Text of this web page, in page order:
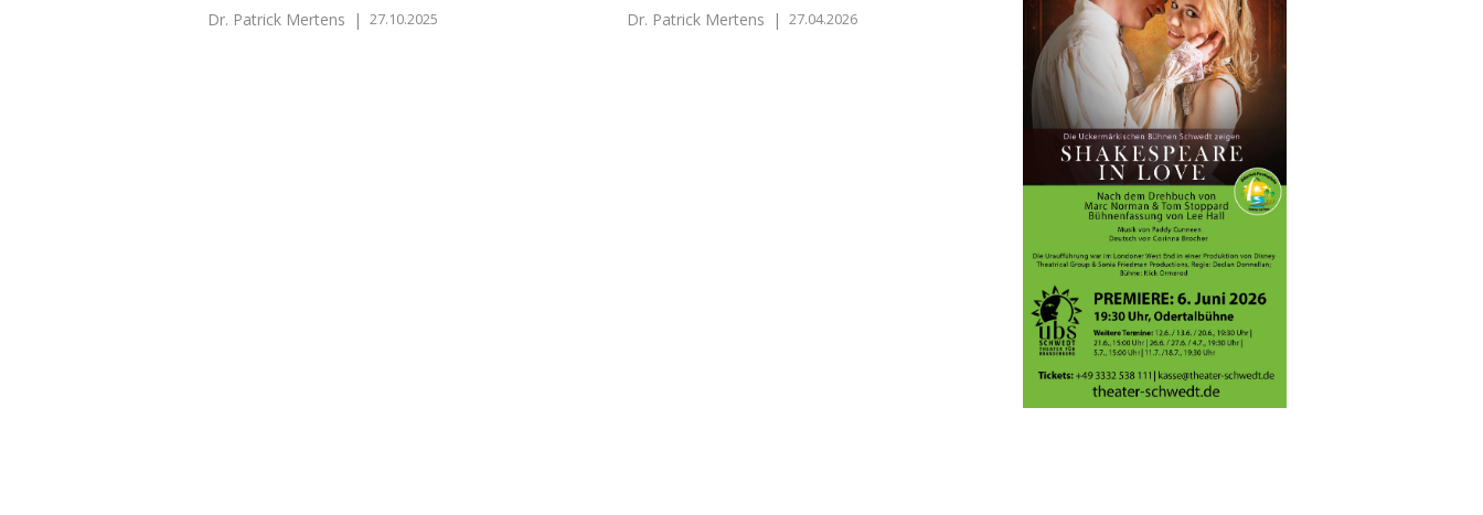
Dr. Patrick Mertens | 27.10.2025 Dr. Patrick Mertens | 27.04.2026